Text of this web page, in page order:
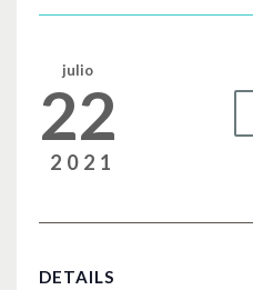
o
k
julio
22
2021
DETAILS